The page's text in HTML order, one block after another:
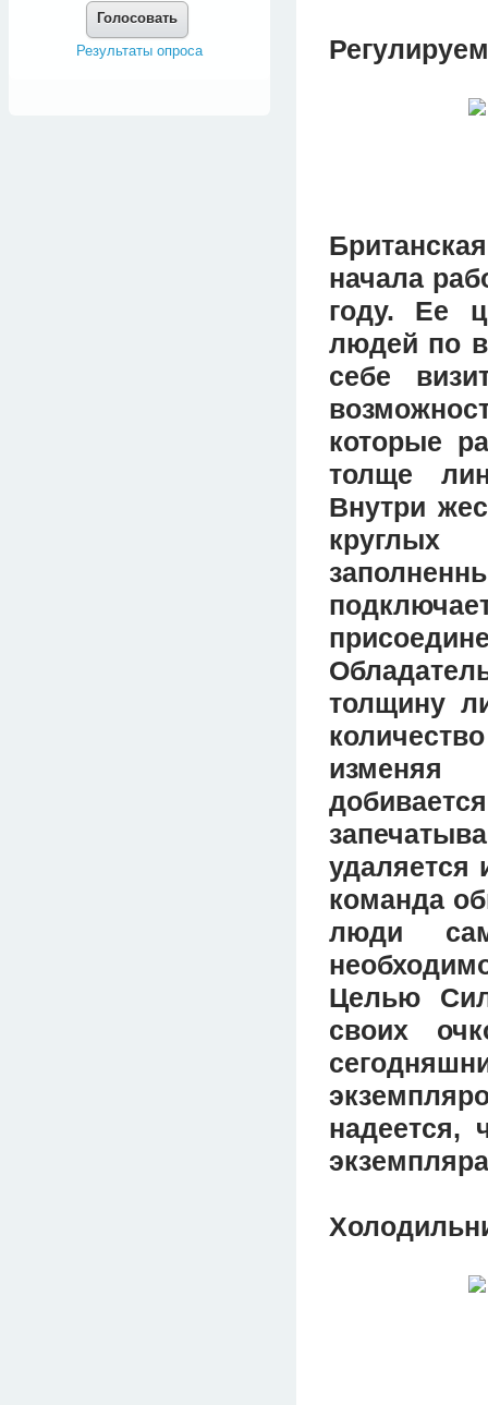
начала
году. Ее
людей по
себе
которые
толще
Внутри
круглых
толщину
изменяя
удаляется
команда
люди
Целью
своих
надеется,
Голосовать
Результаты опроса